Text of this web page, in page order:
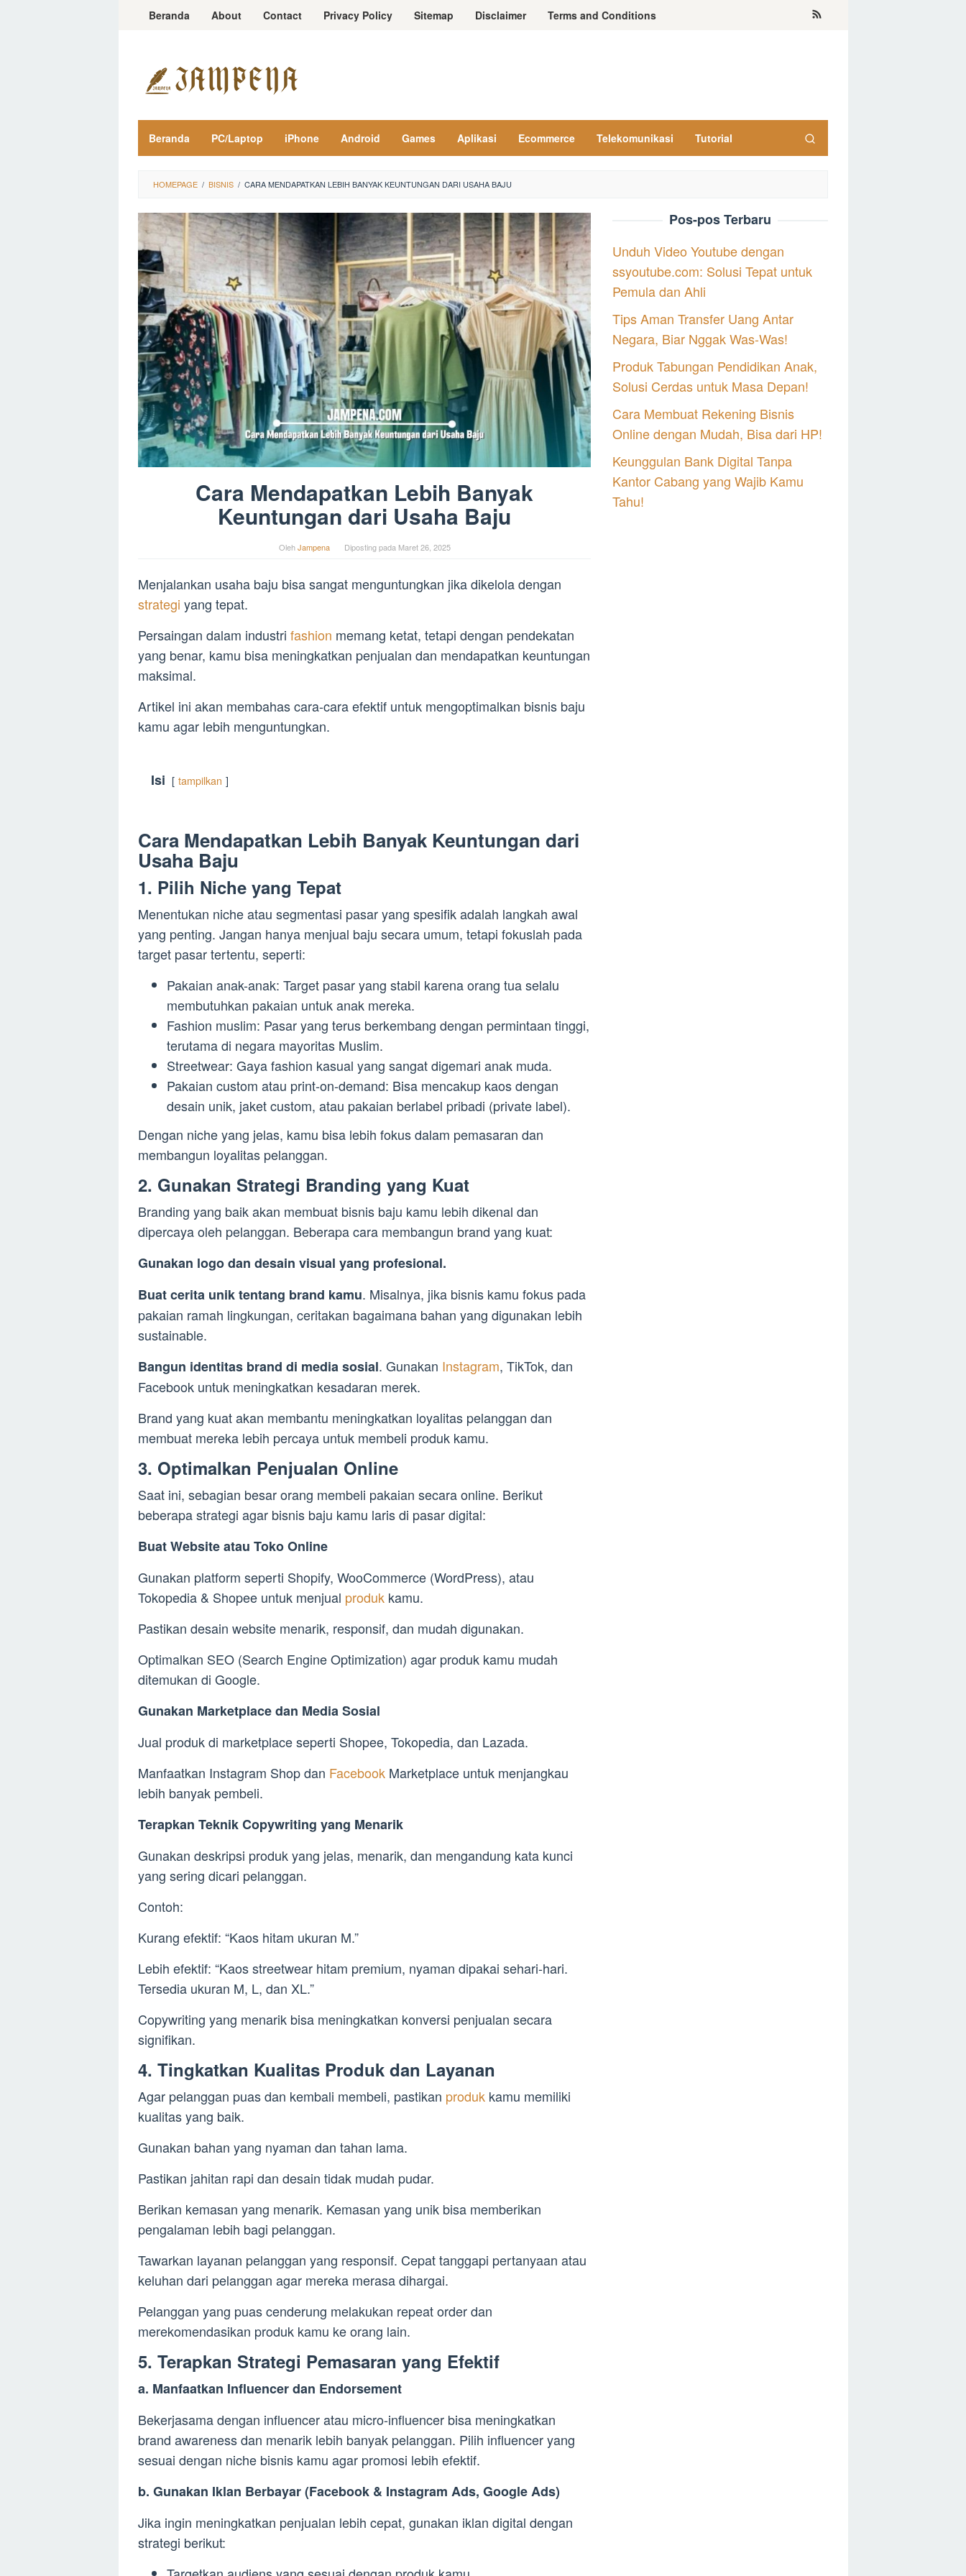
LoncatBeranda About Contact Privacy Policy Sitemap Disclaimer Terms and Conditions
Beranda PC/Laptop iPhone Android Games Aplikasi Ecommerce Telekomunikasi Tutorial
HOMEPAGE / BISNIS / CARA MENDAPATKAN LEBIH BANYAK KEUNTUNGAN DARI USAHA BAJU
Cara Mendapatkan Lebih Banyak
Keuntungan dari Usaha Baju
OlehJampena Diposting pada Maret 26, 2025
Menjalankan usaha baju bisa sangat menguntungkan jika dikelola dengan
strategi yang tepat.
Persaingan dalam industri fashion memang ketat, tetapi dengan pendekatan
yang benar, kamu bisa meningkatkan penjualan dan mendapatkan keuntungan
maksimal.
Artikel ini akan membahas cara-cara efektif untuk mengoptimalkan bisnis baju
kamu agar lebih menguntungkan.
Isi tampilkan
Cara Mendapatkan Lebih Banyak Keuntungan dari
Usaha Baju
1. Pilih Niche yang Tepat
Menentukan niche atau segmentasi pasar yang spesifik adalah langkah awal
yang penting. Jangan hanya menjual baju secara umum, tetapi fokuslah pada
target pasar tertentu, seperti:
Pakaian anak-anak: Target pasar yang stabil karena orang tua selalu
membutuhkan pakaian untuk anak mereka.
Fashion muslim: Pasar yang terus berkembang dengan permintaan tinggi,
terutama di negara mayoritas Muslim.
Streetwear: Gaya fashion kasual yang sangat digemari anak muda.
Pakaian custom atau print-on-demand: Bisa mencakup kaos dengan
desain unik, jaket custom, atau pakaian berlabel pribadi (private label).
Dengan niche yang jelas, kamu bisa lebih fokus dalam pemasaran dan
membangun loyalitas pelanggan.
2. Gunakan Strategi Branding yang Kuat
Branding yang baik akan membuat bisnis baju kamu lebih dikenal dan
dipercaya oleh pelanggan. Beberapa cara membangun brand yang kuat:
Gunakan logo dan desain visual yang profesional.
Buat cerita unik tentang brand kamu. Misalnya, jika bisnis kamu fokus pada
pakaian ramah lingkungan, ceritakan bagaimana bahan yang digunakan lebih
sustainable.
Bangun identitas brand di media sosial. Gunakan Instagram, TikTok, dan
Facebook untuk meningkatkan kesadaran merek.
Brand yang kuat akan membantu meningkatkan loyalitas pelanggan dan
membuat mereka lebih percaya untuk membeli produk kamu.
3. Optimalkan Penjualan Online
Saat ini, sebagian besar orang membeli pakaian secara online. Berikut
beberapa strategi agar bisnis baju kamu laris di pasar digital:
Buat Website atau Toko Online
Gunakan platform seperti Shopify, WooCommerce (WordPress), atau
Tokopedia & Shopee untuk menjual produk kamu.
Pastikan desain website menarik, responsif, dan mudah digunakan.
Optimalkan SEO (Search Engine Optimization) agar produk kamu mudah
ditemukan di Google.
Gunakan Marketplace dan Media Sosial
Jual produk di marketplace seperti Shopee, Tokopedia, dan Lazada.
Manfaatkan Instagram Shop dan Facebook Marketplace untuk menjangkau
lebih banyak pembeli.
Terapkan Teknik Copywriting yang Menarik
Gunakan deskripsi produk yang jelas, menarik, dan mengandung kata kunci
yang sering dicari pelanggan.
Contoh:
Kurang efektif: “Kaos hitam ukuran M.”
Lebih efektif: “Kaos streetwear hitam premium, nyaman dipakai sehari-hari.
Tersedia ukuran M, L, dan XL.”
Copywriting yang menarik bisa meningkatkan konversi penjualan secara
signifikan.
4. Tingkatkan Kualitas Produk dan Layanan
Agar pelanggan puas dan kembali membeli, pastikan produk kamu memiliki
kualitas yang baik.
Gunakan bahan yang nyaman dan tahan lama.
Pastikan jahitan rapi dan desain tidak mudah pudar.
Berikan kemasan yang menarik. Kemasan yang unik bisa memberikan
pengalaman lebih bagi pelanggan.
Tawarkan layanan pelanggan yang responsif. Cepat tanggapi pertanyaan atau
keluhan dari pelanggan agar mereka merasa dihargai.
Pelanggan yang puas cenderung melakukan repeat order dan
merekomendasikan produk kamu ke orang lain.
5. Terapkan Strategi Pemasaran yang Efektif
a. Manfaatkan Influencer dan Endorsement
Bekerjasama dengan influencer atau micro-influencer bisa meningkatkan
brand awareness dan menarik lebih banyak pelanggan. Pilih influencer yang
sesuai dengan niche bisnis kamu agar promosi lebih efektif.
b. Gunakan Iklan Berbayar (Facebook & Instagram Ads, Google Ads)
Jika ingin meningkatkan penjualan lebih cepat, gunakan iklan digital dengan
strategi berikut:
Pos-pos Terbaru
Unduh Video Youtube dengan
ssyoutube.com: Solusi Tepat untuk
Pemula dan Ahli
Tips Aman Transfer Uang Antar
Negara, Biar Nggak Was-Was!
Produk Tabungan Pendidikan Anak,
Solusi Cerdas untuk Masa Depan!
Cara Membuat Rekening Bisnis
Online dengan Mudah, Bisa dari HP!
Keunggulan Bank Digital Tanpa
Kantor Cabang yang Wajib Kamu
Tahu!